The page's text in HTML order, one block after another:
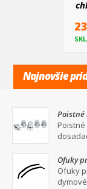
Najnovšie
Poistné
Poistné
Ofuky
Ofuky